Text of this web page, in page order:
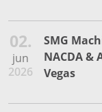
02.
jun
2026
SMG
NACDA &
Vegas